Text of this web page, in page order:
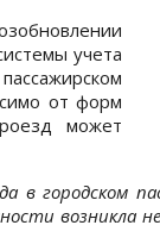
учета
от форм
может
в городском
возникла